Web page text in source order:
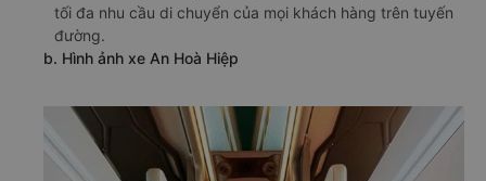
tối đa nhu cầu di chuyển của mọi khách hàng trên tuyến
đường.
b. Hình ảnh xe An Hoà Hiệp